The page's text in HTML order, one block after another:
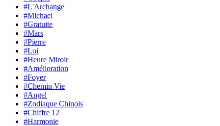
#L'Archange
#Michael
#Gratuite
#Mars
#Pierre
#Loi
#Heure Miroir
#Amélioration
#Foyer
#Chemin Vie
#Angel
#Zodiaque Chinois
#Chiffre 12
#Harmonie